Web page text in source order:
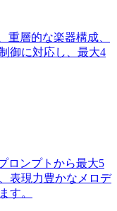
重層的な楽器構成、
御に対応し、最大4
ロンプトから最大5
表現力豊かなメロデ
す。